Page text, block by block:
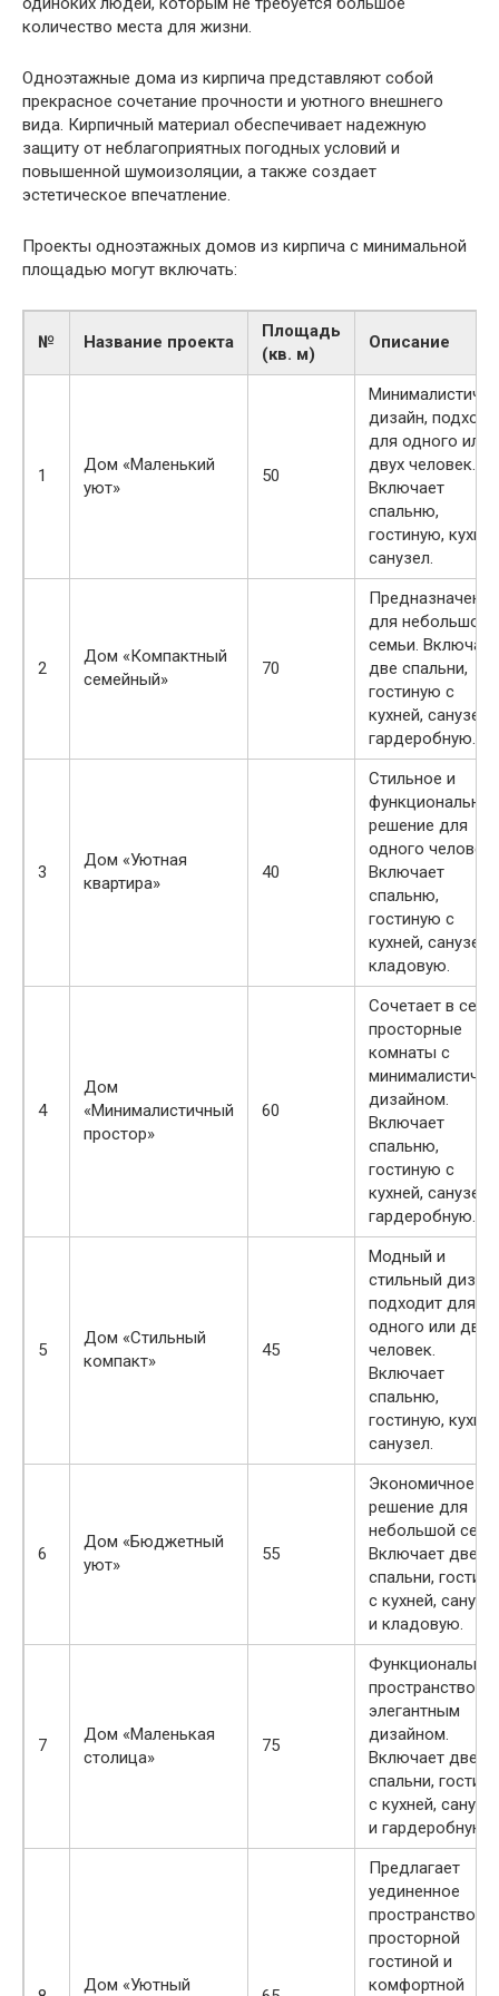
количество места для жизни.
Одноэтажные дома из кирпича представляют собой
прекрасное сочетание прочности и уютного внешнего
вида. Кирпичный материал обеспечивает надежную
защиту от неблагоприятных погодных условий и
повышенной шумоизоляции, а также создает
эстетическое впечатление.
Проекты одноэтажных домов из кирпича с минимальной
площадью могут включать:
№ Название проекта
Площадь
(кв. м)
Описание
1
Дом «Маленький
уют»
50
дизайн,
для одного или
двух человек.
Включает
спальню,
гостиную, кухню
санузел.
2
Дом «Компактный
семейный»
70
Предназначен
для небольшой
семьи. Включает
две спальни,
гостиную с
кухней, санузел
гардеробную.
3
Дом «Уютная
квартира»
40
Стильное и
функциональное
решение для
одного
Включает
спальню,
гостиную с
кухней, санузел
кладовую.
4
Дом
«Минималистичный
простор»
60
Сочетает в себе
просторные
комнаты с
дизайном.
Включает
спальню,
гостиную с
кухней, санузел
гардеробную.
5
Дом «Стильный
компакт»
45
Модный и
стильный
подходит для
одного или двух
человек.
Включает
спальню,
гостиную, кухню
санузел.
6
Дом «Бюджетный
уют»
55
Экономичное
решение для
небольшой
Включает две
спальни,
с кухней,
и кладовую.
7
Дом «Маленькая
столица»
75
пространство с
элегантным
дизайном.
Включает две
спальни,
с кухней,
и гардеробную.
Дом «Уютный
Предлагает
уединенное
пространство с
просторной
гостиной и
комфортной